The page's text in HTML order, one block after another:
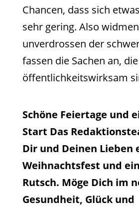
Chancen, dass sich
sehr gering. Also
unverdrossen der
fassen die Sachen an,
öffentlichkeitswirksam
Schöne Feiertage und
Start Das
Dir und Deinen Lieben
Weihnachtsfest und
Rutsch. Möge Dich im
Gesundheit, Glück und